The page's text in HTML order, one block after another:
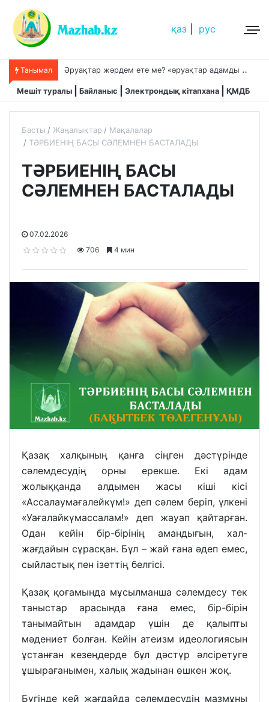
қаз рус
Танымал Ә
руақтар жәрдем ете ме? «әруақтар адамды қорғап жүреді»,-дейді сол рас па?
Мешіт туралы Байланыс Электрондық кітапхана ҚМДБ
Басты Жаңалықтар
Мақалалар
ТӘРБИЕНІҢ БАСЫ СӘЛЕМНЕН БАСТАЛАДЫ
ТӘРБИЕНІҢ БАСЫ
СӘЛЕМНЕН БАСТАЛАДЫ
07.02.2026
706
4 мин
Қазақ халқының қанға сіңген дәстүрінде
сәлемдесудің орны ерекше. Екі адам
жолыққанда алдымен жасы кіші кісі
«Ассалаумағалейкүм!» деп сәлем беріп, үлкені
«Уағалайкүмассалам!» деп жауап қайтарған.
Одан кейін бір-бірінің амандығын, хал-
жағдайын сұрасқан. Бұл – жай ғана әдеп емес,
сыйластық пен ізеттің белгісі.
Қазақ қоғамында мұсылманша сәлемдесу тек
таныстар арасында ғана емес, бір-бірін
танымайтын адамдар үшін де қалыпты
мәдениет болған. Кейін атеизм идеологиясын
ұстанған кезеңдерде бұл дәстүр әлсіретуге
ұшырағанымен, халық жадынан өшкен жоқ.
Бүгінде кей жағдайда сәлемдесудің мазмұны